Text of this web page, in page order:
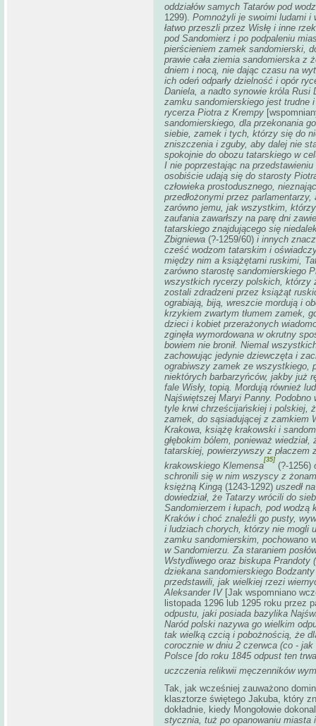
oddziałów samych Tatarów pod
1299). Pomnożyli je swoimi ludami i
łatwo przeszli przez Wisłę i inne
pod Sandomierz i po podpaleniu
pierścieniem zamek sandomierski,
prawie cała ziemia sandomierska z
dniem i nocą, nie dając czasu na
ich odeń odparły dzielność i opór
Daniela, a nadto synowie króla Rusi
zamku sandomierskiego jest trudne
rycerza Piotra z Krempy
sandomierskiego, dla przekonania
siebie, zamek i tych, którzy się do
zniszczenia i zguby, aby dalej nie
spokojnie do obozu tatarskiego w
I nie poprzestając na
osobiście udają się do starosty
człowieka prostodusznego,
przedłożonymi przez
zarówno jemu, jak wszystkim,
zaufania zawarłszy na parę dni
tatarskiego znajdującego się
Zbigniewa (?-1259/60)i innych
cześć wodzom tatarskim i
między nim a książętami ruskimi,
zarówno starostę sandomierskiego
wszystkich rycerzy polskich, którzy
zostali zdradzeni przez książąt
ograbiają, biją, wreszcie mordują i
krzykiem zwartym tłumem zamek,
dzieci i kobiet przerażonych
zginęła wymordowana w okrutny
bowiem nie bronił. Niemal
zachowując jedynie dziewczęta i
ograbiwszy zamek ze wszystkiego,
niektórych barbarzyńców, jakby już
fale Wisły, topią. Mordują również
Najświętszej Maryi Panny.
tyle krwi chrześcijańskiej i polskiej,
zamek, do sąsiadującej z zamkiem
Krakowa, książę krakowski i
głębokim bólem, ponieważ
tatarskiej, powierzywszy z płaczem
krakowskiego Klemensa
[35]
(?-1256)
schronili się w nim wszyscy z
księżną Kingą (1243-1292)uszedł
dowiedział, że Tatarzy wrócili do
Sandomierzem i łupach, pod
Kraków i choć znaleźli go pusty,
i ludziach chorych, którzy nie mogli
zamku sandomierskim, pochowano
w Sandomierzu. Za staraniem
Wstydliwego oraz biskupa Prandoty
dziekana sandomierskiego
przedstawili, jak wielkiej rzezi
Aleksander IV [Jak wspomniano
listopada 1296 lub 1295 roku przez
odpustu, jaki posiada bazylika
Naród polski nazywa go wielkim
tak wielką czcią i pobożnością, że
corocznie w dniu 2 czerwca (co -
Polsce [do roku 1845 odpust ten
uczczenia relikwii męczenników
Tak, jak wcześniej zauważono
klasztorze świętego Jakuba, który
dokładnie, kiedy Mongołowie
stycznia, tuż po opanowaniu